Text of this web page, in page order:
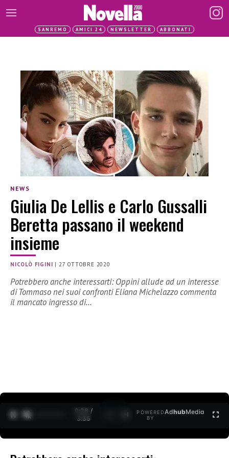
SANREMO AMICI 24 NEWSLETTER ABBONATI
NEWS
Giulia De Lellis e Carlo Gussalli
Beretta passano il weekend
insieme
NICOLÒ FIGINI | 27 OTTOBRE 2020
Potrebbero anche interessarti: Oppini allude ad un interesse
di Tommaso nei suoi confronti Eliana Michelazzo commenta
il mancato ingresso di…
0:28 /
3:35
POWERED
BY
AdhubMedia